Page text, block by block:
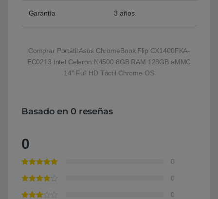
Garantía 3 años
Comprar Portátil Asus ChromeBook Flip CX1400FKA-
EC0213 Intel Celeron N4500 8GB RAM 128GB eMMC
14″ Full HD Táctil Chrome OS
Basado en 0 reseñas
0
0
0
0